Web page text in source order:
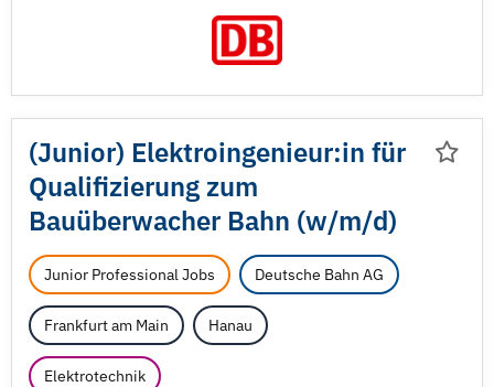
(Junior) Elektroingenieur:in für
Qualifizierung zum
Bauüberwacher Bahn (w/m/d)
Junior Professional Jobs Deutsche Bahn AG
Frankfurt am Main Hanau
Elektrotechnik